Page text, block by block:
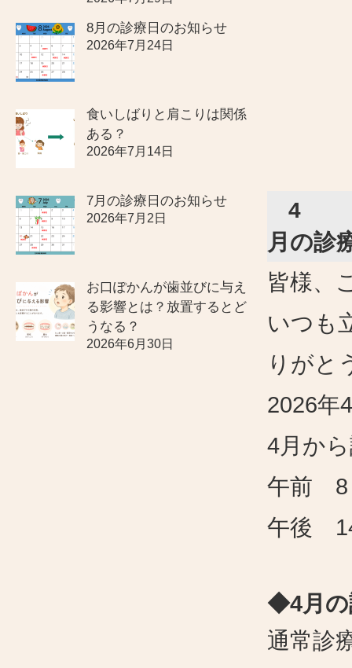
8月の診療日のお知らせ
2026年7月24日
食いしばりと肩こりは関係
ある？
2026年7月14日
7月の診療日のお知らせ
2026年7月2日
お口ぽかんが歯並びに与え
る影響とは？放置するとど
うなる？
2026年6月30日
4
月の診
皆様、
いつも
りがと
2026年4
4月か
午前 8
午後
◆4月
通常診